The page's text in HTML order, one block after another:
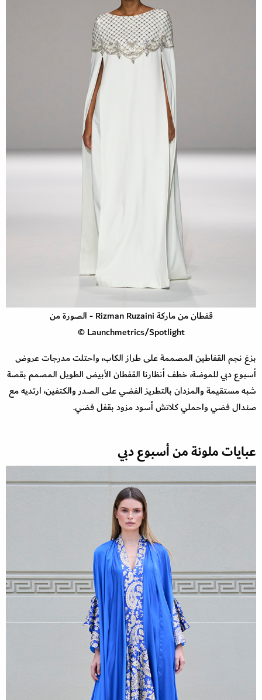
قفطان من ماركة Rizman Ruzaini - الصورة من
Launchmetrics/Spotlight ©
بزغ نجم القفاطين المصممة على طراز الكاب، واحتلت مدرجات عروض
أسبوع دبي للموضة، خطف أنظارنا القفطان الأبيض الطويل المصمم بقصة
شبه مستقيمة والمزدان بالتطريز الفضي على الصدر والكتفين، ارتديه مع
صندال فضي واحملي كلاتش أسود مزود بقفل فضي.
عبايات ملونة من أسبوع دبي